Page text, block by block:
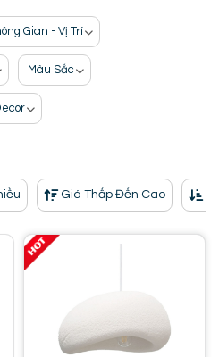
Gian - Vị Trí
Màu Sắc
Giá Thấp Đến Cao